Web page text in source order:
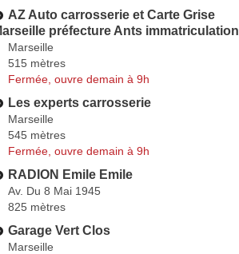
AZ Auto carrosserie et Carte Grise
préfecture Ants immatriculation
Marseille
515 mètres
Fermée, ouvre demain à 9h
Les experts carrosserie
Marseille
545 mètres
Fermée, ouvre demain à 9h
RADION Emile Emile
Av. Du 8 Mai 1945
825 mètres
Garage Vert Clos
Marseille